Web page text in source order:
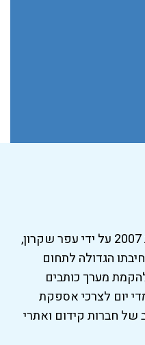
"כתיבת מומחים" נוסדה בשנת 2007 על ידי עפר שקרון,
הגדולה לתחום
מערך כותבים
יום לצרכי אספקת
של חברות קידום ואתרי